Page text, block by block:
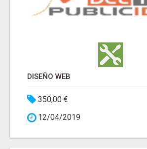
DISEÑO WEB
350,00 €
12/04/2019